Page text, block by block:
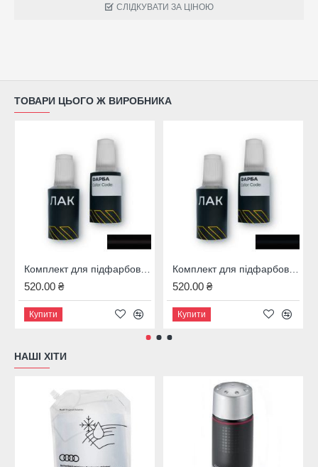
СЛІДКУВАТИ ЗА ЦІНОЮ
ТОВАРИ ЦЬОГО Ж ВИРОБНИКА
Комплект для підфарбовування BMW 475
520.00 ₴
Купити
Комплект для підфарбовування Mercedes Benz 197
520.00 ₴
Купити
НАШІ ХІТИ